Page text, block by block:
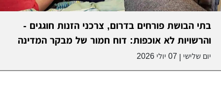
בתי הבושת פורחים בדרום, צרכני הזנות חוגגים -
והרשויות לא אוכפות: דוח חמור של מבקר המדינה
יום שלישי 07 יולי 2026